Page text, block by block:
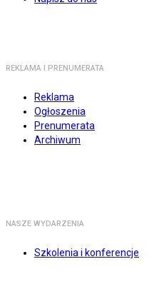
REKLAMA I PRENUMERATA
Reklama
Ogłoszenia
Prenumerata
Archiwum
NASZE WYDARZENIA
Szkolenia i konferencje